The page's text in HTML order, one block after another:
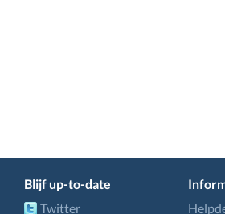
Blijf up-to-date
Twitter